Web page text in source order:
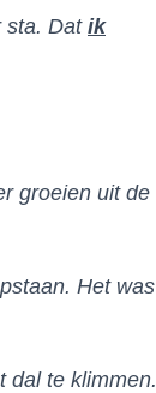
sta. Dat ik
groeien uit de
Het was
dal te klimmen.